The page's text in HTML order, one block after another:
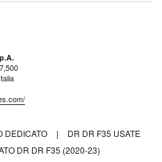
DEDICATO |
DR DR F35 USATE
DR DR F35 (2020-23)